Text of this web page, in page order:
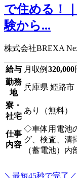
で住める！
験から...
株式会社BREXA
給与 月収例 320,000
勤務
地
兵庫県 姫路市
寮・
社宅
あり（無料）
仕事
内容
◇車体用電池
グ、検査、清
（蓄電池）内
＼最短45秒で完了／